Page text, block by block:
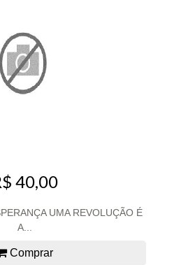
40,00
UMA REVOLUÇÃO É
A...
Comprar